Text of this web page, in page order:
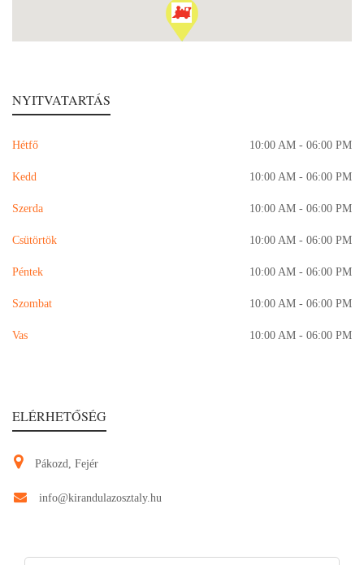
NYITVATARTÁS
Hétfő 10:00 AM - 06:00 PM
Kedd 10:00 AM - 06:00 PM
Szerda 10:00 AM - 06:00 PM
Csütörtök 10:00 AM - 06:00 PM
Péntek 10:00 AM - 06:00 PM
Szombat 10:00 AM - 06:00 PM
Vas 10:00 AM - 06:00 PM
ELÉRHETŐSÉG
Pákozd, Fejér
info@kirandulazosztaly.hu